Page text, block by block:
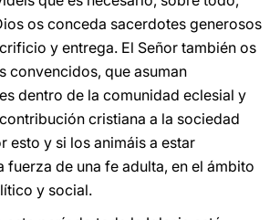
os conceda sacerdotes generosos
y entrega. El Señor también os
convencidos, que asuman
dentro de la comunidad eclesial y
cristiana a la sociedad
esto y si los animáis a estar
fuerza de una fe adulta, en el ámbito
y social.